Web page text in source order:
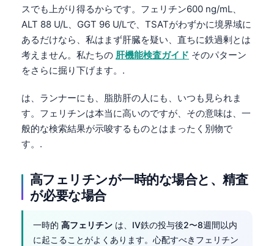
スでも上がり得るからです。フェリチン600 ng/mL、
ALT 88 U/L、GGT 96 U/Lで、TSATがわずかに境界域に
あるだけなら、私はまず肝臓を疑い、直ちに鉄過剰とは
考えません。私たちの 肝機能検査ガイド そのパターン
をさらに掘り下げます。.
は、ランナーにも、脂肪肝の人にも、いつも見られま
す。フェリチンは本当に高いのですが、その意味は、一
般的な検索結果が示唆するものとはまったく別物で
す。.
高フェリチンが一時的な場合と、精査
が必要な場合
一時的 高フェリチン は、IV鉄の投与後2〜8週間以内
に起こることがよくあります。心配すべきフェリチン